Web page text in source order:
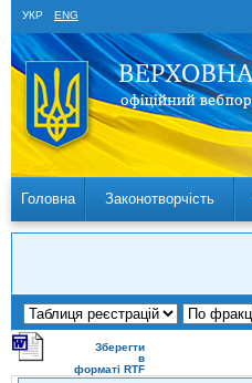
УКР ENG
Головна Законотворчість
Зберегти
в
форматі RTF